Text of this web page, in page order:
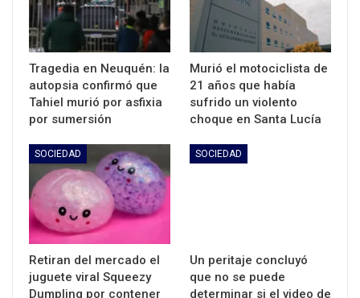
Tragedia en Neuquén: la
autopsia confirmó que
Tahiel murió por asfixia
por sumersión
Murió el motociclista de
21 años que había
sufrido un violento
choque en Santa Lucía
SOCIEDAD
Retiran del mercado el
juguete viral Squeezy
Dumpling por contener
SOCIEDAD
Un peritaje concluyó
que no se puede
determinar si el video de